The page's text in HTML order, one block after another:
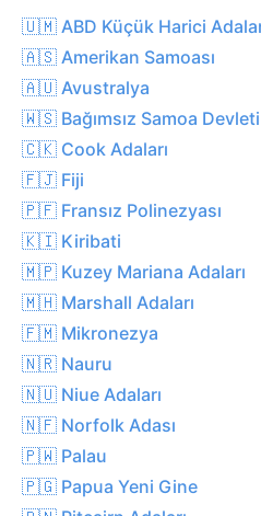
🇺🇲 ABD Küçük Harici
🇦🇸 Amerikan Samoası
🇦🇺 Avustralya
🇼🇸 Bağımsız Samoa Devleti
🇨🇰 Cook Adaları
🇫🇯 Fiji
🇵🇫 Fransız Polinezyası
🇰🇮 Kiribati
🇲🇵 Kuzey Mariana Adaları
🇲🇭 Marshall Adaları
🇫🇲 Mikronezya
🇳🇷 Nauru
🇳🇺 Niue Adaları
🇳🇫 Norfolk Adası
🇵🇼 Palau
🇵🇬 Papua Yeni Gine